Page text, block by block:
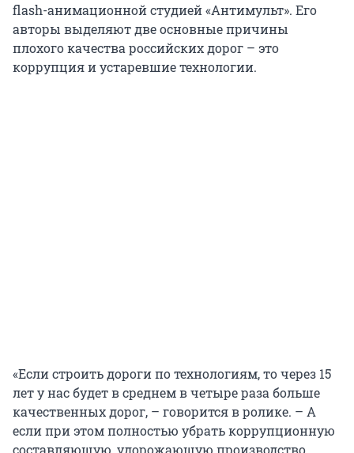
flash-анимационной студией «Антимульт». Его
авторы выделяют две основные причины
плохого качества российских дорог – это
коррупция и устаревшие технологии.
«Если строить дороги по технологиям, то через 15
лет у нас будет в среднем в четыре раза больше
качественных дорог, – говорится в ролике. – А
если при этом полностью убрать коррупционную
составляющую, удорожающую производство